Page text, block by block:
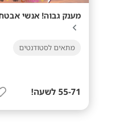
מענק גבוה! אנשי
מתאים לסטודנטים
55-71 לשעה!